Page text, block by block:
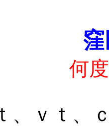
何
、ｖｔ、